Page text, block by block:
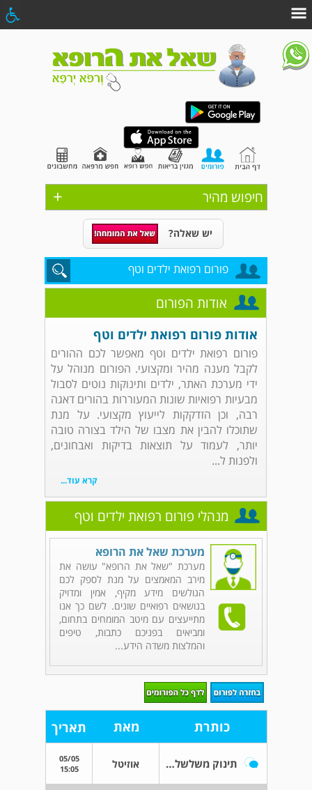
+ חיפוש מהיר
יש שאלה?
פורום רפואת ילדים וטף
אודות הפורום
אודות פורום רפואת ילדים וטף
פורום רפואת ילדים וטף מאפשר לכם ההורים
לקבל מענה מהיר ומקצועי. הפורום מנוהל על
ידי מערכת האתר, ילדים ותינוקות נוטים לסבול
מבעיות רפואיות שונות המעוררות בהורים דאגה
רבה, וכן הזדקקות לייעוץ מקצועי. על מנת
שתוכלו להבין את מצבו של הילד בצורה טובה
יותר, לעמוד על תוצאות בדיקות ואבחונים,
ולפנות ל...
קרא עוד...
מנהלי פורום רפואת ילדים וטף
מערכת שאל את הרופא
מערכת "שאל את הרופא" עושה את
מירב המאמצים על מנת לספק לכם
הגולשים מידע מקיף, אמין ומדויק
בנושאים רפואיים שונים. לשם כך אנו
מתייעצים עם מיטב המומחים בתחום,
ומביאים בפניכם כתבות, טיפים
והמלצות משדה הידע...
כותרת מאת תאריך
תינוק משלשל קרוב לשלושה שבועות אוזיטל
05/05
15:05